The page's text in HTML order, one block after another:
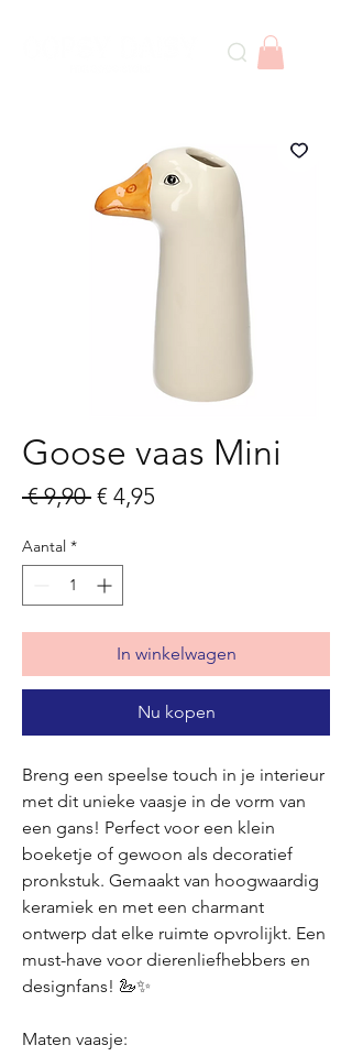
Goose vaas Mini
€ 9,90 Normale
€ 4,95
Aantal *
In winkelwagen
Nu kopen
Breng een speelse touch in je interieur
met dit unieke vaasje in de vorm van
een gans! Perfect voor een klein
boeketje of gewoon als decoratief
pronkstuk. Gemaakt van hoogwaardig
keramiek en met een charmant
ontwerp dat elke ruimte opvrolijkt. Een
must-have voor dierenliefhebbers en
designfans! 🦢✨
Maten vaasje: